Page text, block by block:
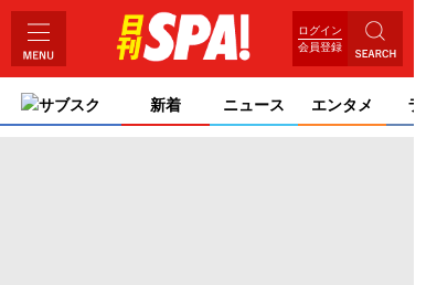
ログイン
会員登録
サブスク 新着 ニュース エンタメ ライ